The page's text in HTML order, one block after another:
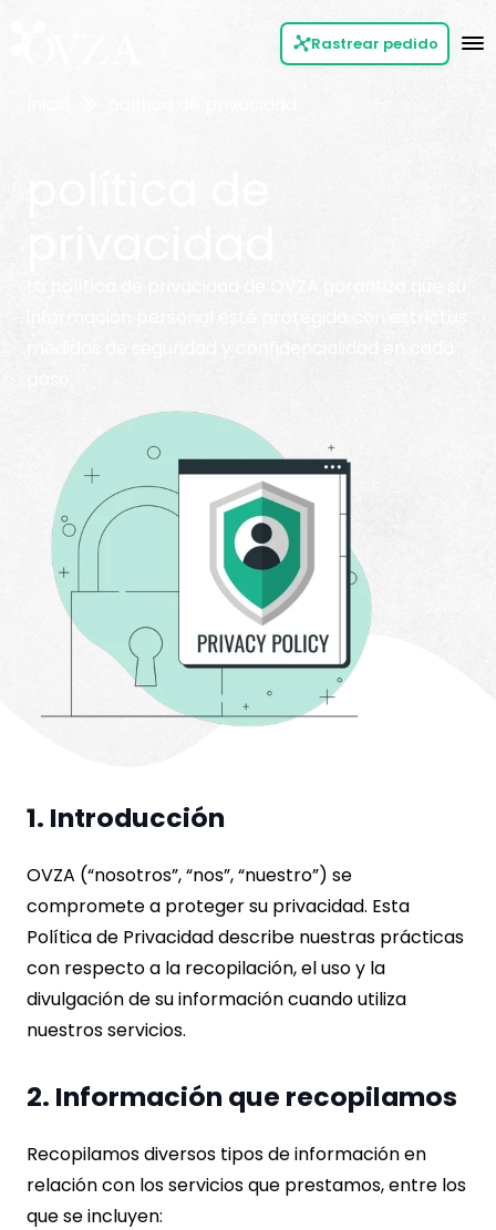
Rastrear pedido
1. Introducción
OVZA (“nosotros”, “nos”, “nuestro”) se
compromete a proteger su privacidad. Esta
Política de Privacidad describe nuestras prácticas
con respecto a la recopilación, el uso y la
divulgación de su información cuando utiliza
nuestros servicios.
2. Información que recopilamos
Recopilamos diversos tipos de información en
relación con los servicios que prestamos, entre los
que se incluyen: